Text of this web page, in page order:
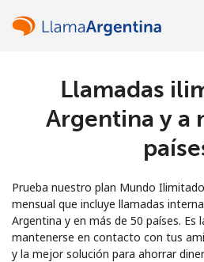
¿Ya tienes una cuenta?
Llamadas
Argentina y a
Prueba nuestro plan Mundo
mensual que incluye llamadas
Argentina y en más de 50 países. Es
mantenerse en contacto con tus
y la mejor solución para ahorrar